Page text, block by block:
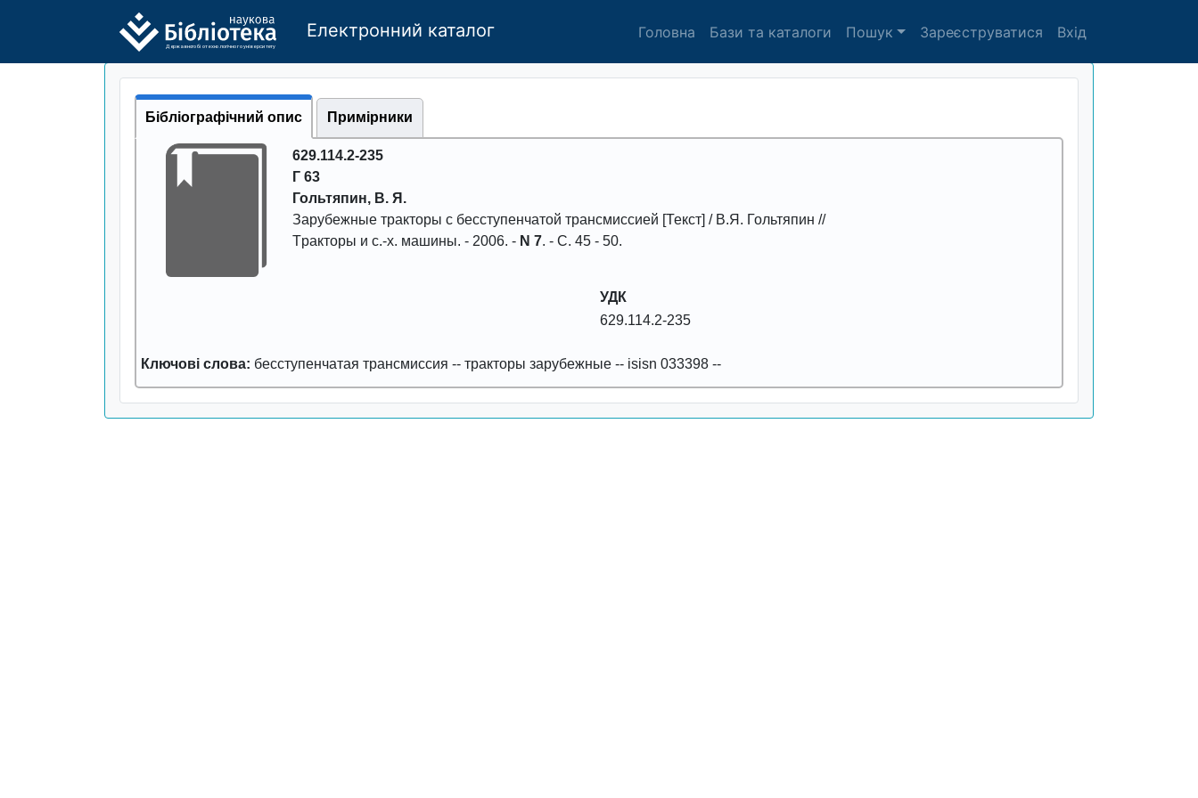
Державного бі отехно логічно го універси тету
Електронний каталог Головна Бази та каталоги Пошук Зареєструватися Вхід
Бібліографічний опис Примірники
629.114.2-235
Г 63
Гольтяпин, В. Я.
Заpубежные тpактоpы с бесступенчатой тpансмиссией [Текст] / В.Я. Гольтяпин //
Тpактоpы и с.-х. машины. - 2006. - N 7. - С. 45 - 50.
УДК
629.114.2-235
Ключові слова: бесступенчатая тpансмиссия -- тpактоpы заpубежные -- isisn 033398 --